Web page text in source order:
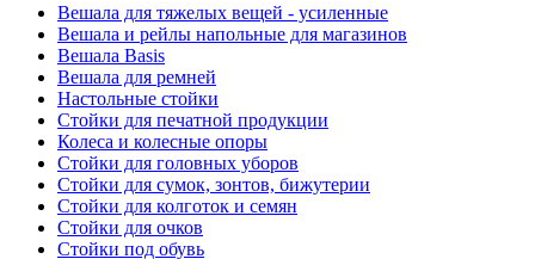
Вешала для тяжелых вещей - усиленные
Вешала и рейлы напольные для магазинов
Вешала Basis
Вешала для ремней
Настольные стойки
Стойки для печатной продукции
Колеса и колесные опоры
Стойки для головных уборов
Стойки для сумок, зонтов, бижутерии
Стойки для колготок и семян
Стойки для очков
Стойки под обувь